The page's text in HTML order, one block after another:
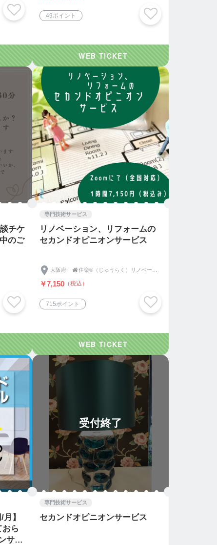
49ポイント
チケ
のご
専門技術サービス
リノベーション、リフォームの
セカンドオピニオンサービス
大阪府 
￥7,150 （税込）
715ポイント
】
ら
サル
受付終了
専門技術サービス
セカンドオピニオンサービス